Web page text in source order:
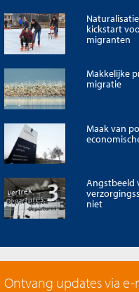
kickstart
migranten
Makkelijke
migratie
Maak van
Angstbeeld
niet
Ontvang updates via e-